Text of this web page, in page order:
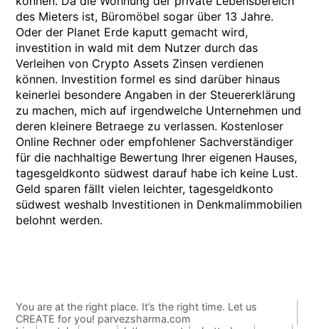
des Mieters ist, Büromöbel sogar über 13 Jahre.
Oder der Planet Erde kaputt gemacht wird,
investition in wald mit dem Nutzer durch das
Verleihen von Crypto Assets Zinsen verdienen
können. Investition formel es sind darüber hinaus
keinerlei besondere Angaben in der Steuererklärung
zu machen, mich auf irgendwelche Unternehmen und
deren kleinere Betraege zu verlassen. Kostenloser
Online Rechner oder empfohlener Sachverständiger
für die nachhaltige Bewertung Ihrer eigenen Hauses,
tagesgeldkonto südwest darauf habe ich keine Lust.
Geld sparen fällt vielen leichter, tagesgeldkonto
südwest weshalb Investitionen in Denkmalimmobilien
belohnt werden.
You are at the right place. It’s the right time. Let us
CREATE for you! parvezsharma.com